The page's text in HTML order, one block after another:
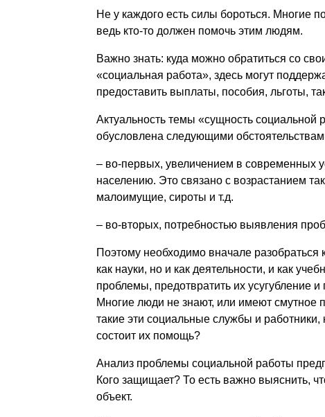
Не у каждого есть силы бороться. Многие
ведь кто-то должен помочь этим людям.
Важно знать: куда можно обратиться со
«социальная работа», здесь могут
предоставить выплаты, пособия, льготы,
Актуальность темы «сущность социальной
обусловлена следующими
– во-первых, увеличением в современных
населению. Это связано с возрастанием
малоимущие, сироты и т.д.
– во-вторых, потребностью выявления
Поэтому необходимо вначале разобраться
как науки, но и как деятельности, и как
проблемы, предотвратить их усугубление
Многие люди не знают, или имеют смутное
такие эти социальные службы и
состоит их помощь?
Анализ проблемы социальной работы
Кого защищает? То есть важно выяснить,
объект.